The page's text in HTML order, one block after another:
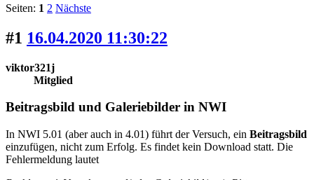
Seiten: 1 2 Nächste
#1 16.04.2020 11:30:22
viktor321j
Mitglied
Beitragsbild und Galeriebilder in NWI
In NWI 5.01 (aber auch in 4.01) führt der Versuch, ein Beitragsbild
einzufügen, nicht zum Erfolg. Es findet kein Download statt. Die
Fehlermeldung lautet